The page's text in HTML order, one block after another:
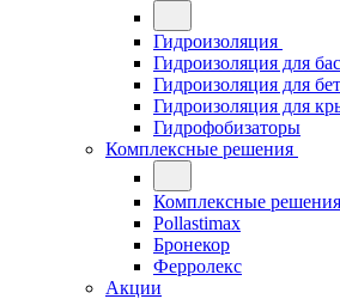
Гидроизоляция
Гидроизоляция для
Гидроизоляция для
Гидроизоляция для
Гидрофобизаторы
Комплексные решения
Комплексные решения
Pollastimax
Бронекор
Ферролекс
Акции